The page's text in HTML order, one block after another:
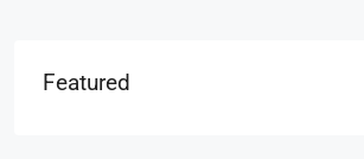
Featured